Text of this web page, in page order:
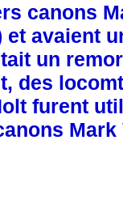
canons
et avaient
un
des
furent